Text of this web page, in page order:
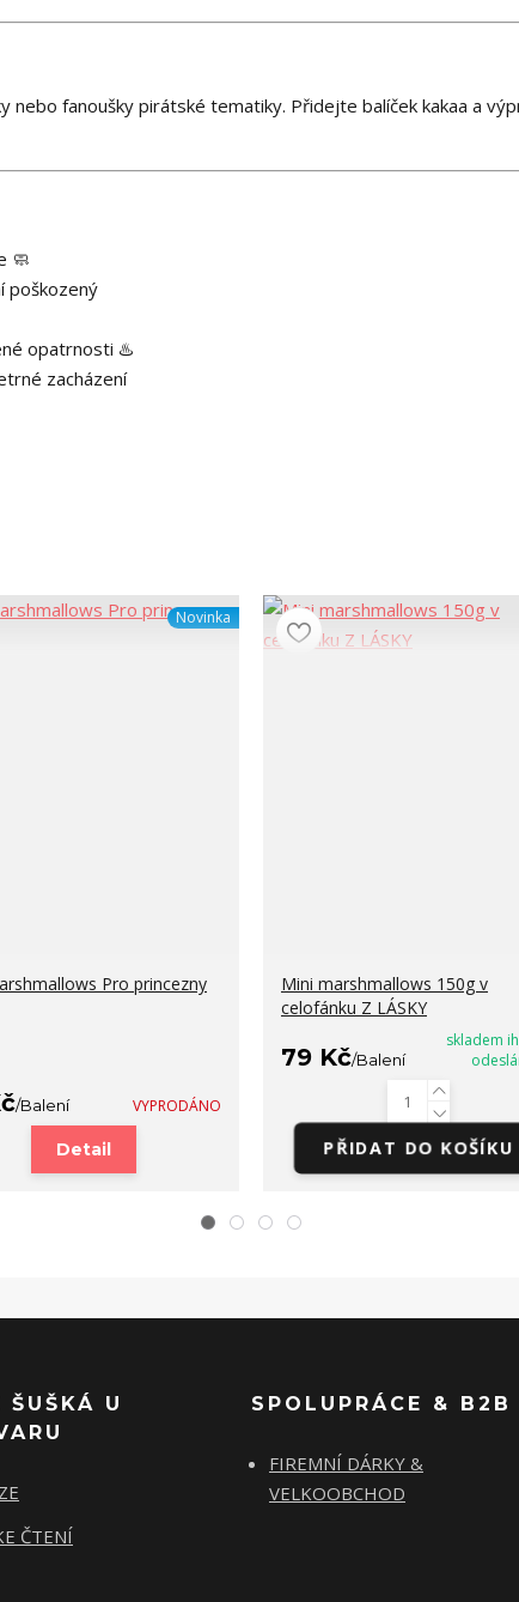
fanoušky pirátské tematiky. Přidejte balíček kakaa a
🧼
poškozený
opatrnosti ♨️
zacházení
Novinka
Pro princezny
/Balení VYPRODÁNO
Detail
Mini marshmallows 150g v
celofánku Z LÁSKY
79 Kč/Balení
skladem
PŘIDAT DO KOŠÍKU
ŠUŠKÁ U
ČTENÍ
SPOLUPRÁCE & B2B
FIREMNÍ DÁRKY &
VELKOOBCHOD